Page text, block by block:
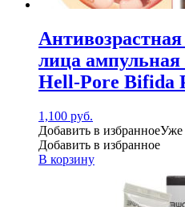
лица
Hell-Pore Bifida
1,100 руб.
Добавить в избранноеУже
Добавить в избранное
В корзину